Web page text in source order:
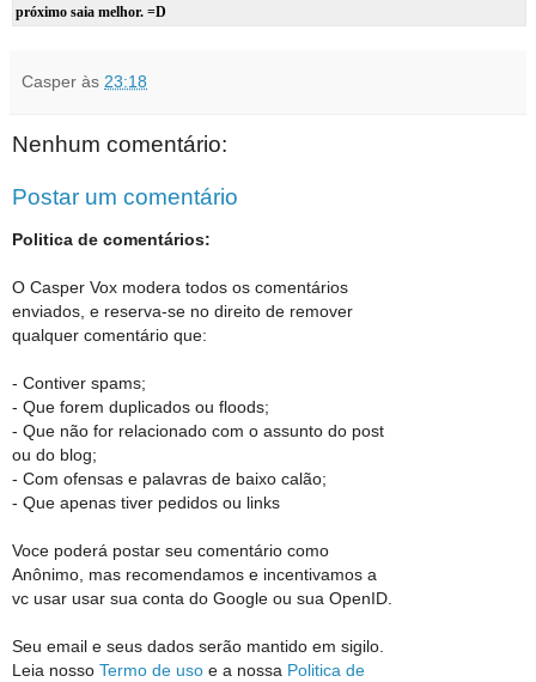
próximo saia melhor. =D
Casper às 23:18
Nenhum comentário:
Postar um comentário
Politica de comentários:
O Casper Vox modera todos os comentários
enviados, e reserva-se no direito de remover
qualquer comentário que:
- Contiver spams;
- Que forem duplicados ou floods;
- Que não for relacionado com o assunto do post
ou do blog;
- Com ofensas e palavras de baixo calão;
- Que apenas tiver pedidos ou links
Voce poderá postar seu comentário como
Anônimo, mas recomendamos e incentivamos a
vc usar usar sua conta do Google ou sua OpenID.
Seu email e seus dados serão mantido em sigilo.
Leia nosso Termo de uso e a nossa Politica de